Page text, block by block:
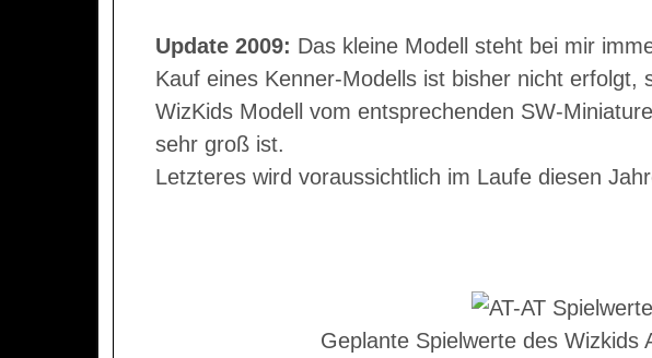
Update 2009: Das kleine Modell steht bei mir
Kauf eines Kenner-Modells ist bisher nicht erfolgt,
WizKids Modell vom entsprechenden SW-
sehr groß ist.
Letzteres wird voraussichtlich im Laufe diesen
Geplante Spielwerte des Wizkids